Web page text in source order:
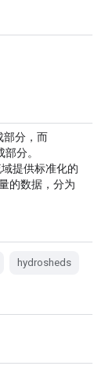
部分，而
分。
提供标准化的
的数据，分为
hydrosheds